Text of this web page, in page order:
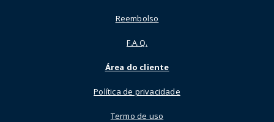
Reembolso
F.A.Q.
Área do cliente
Política de privacidade
Termo de uso